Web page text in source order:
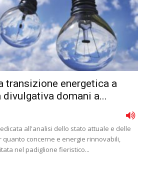
transizione energetica a
divulgativa domani a...
all'analisi dello stato attuale e delle
concerne e energie rinnovabili,
nel padiglione fieristico...